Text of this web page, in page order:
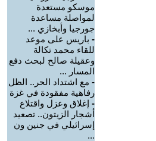
موسكو مستعدة
لمواصلة مساعدة
جورجيا وأبخازي ...
- باريس على موعد
للقاء محمد تكالة
وعقيلة صالح لبحث دفع
المسار ...
- مع اشتداد الحر.. الظل
رفاهية مفقودة في غزة
- إغلاق وعزل واقتلاع
أشجار الزيتون.. تصعيد
إسرائيلي في جنين ون
...